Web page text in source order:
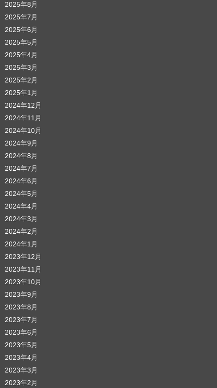
2025年8月
2025年7月
2025年6月
2025年5月
2025年4月
2025年3月
2025年2月
2025年1月
2024年12月
2024年11月
2024年10月
2024年9月
2024年8月
2024年7月
2024年6月
2024年5月
2024年4月
2024年3月
2024年2月
2024年1月
2023年12月
2023年11月
2023年10月
2023年9月
2023年8月
2023年7月
2023年6月
2023年5月
2023年4月
2023年3月
2023年2月